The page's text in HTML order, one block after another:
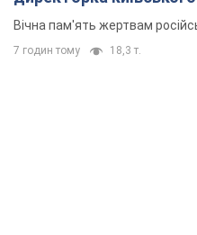
Вічна пам'ять жертвам
7 годин тому 18,3 т.